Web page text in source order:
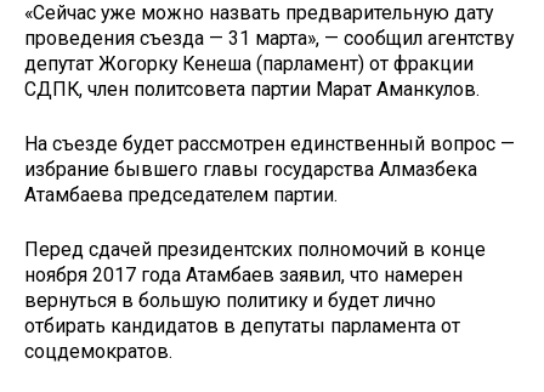
«Сейчас уже можно назвать предварительную дату
проведения съезда — 31 марта», — сообщил агентству
депутат Жогорку Кенеша (парламент) от фракции
СДПК, член политсовета партии Марат Аманкулов.
На съезде будет рассмотрен единственный вопрос —
избрание бывшего главы государства Алмазбека
Атамбаева председателем партии.
Перед сдачей президентских полномочий в конце
ноября 2017 года Атамбаев заявил, что намерен
вернуться в большую политику и будет лично
отбирать кандидатов в депутаты парламента от
соцдемократов.